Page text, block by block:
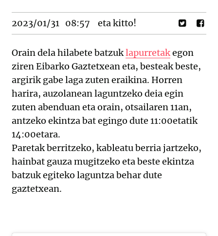
2023/01/31 08:57 eta kitto!
Orain dela hilabete batzuklapurretakegon
ziren Eibarko Gaztetxean eta, besteak beste,
argirik gabe laga zuten eraikina. Horren
harira, auzolanean laguntzeko deia egin
zuten abenduan eta orain, otsailaren 11an,
antzeko ekintza bat egingo dute 11:00etatik
14:00etara.
Paretak berritzeko, kableatu berria jartzeko,
hainbat gauza mugitzeko eta beste ekintza
batzuk egiteko laguntza behar dute
gaztetxean.